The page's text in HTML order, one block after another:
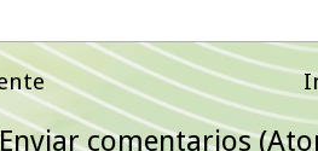
Enviar comentarios